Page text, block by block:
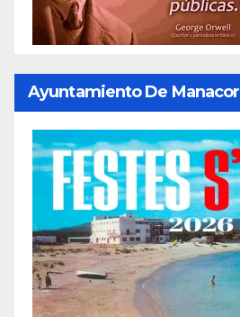
Ayuntamiento De Manacor